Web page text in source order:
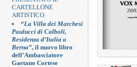
CARTELLONE
ARTISTICO.
“La Villa dei Marchesi
Paulucci di Calboli,
Residenza d’Italia a
Berna”, il nuovo libro
dell’Ambasciatore
Gaetano Cortese